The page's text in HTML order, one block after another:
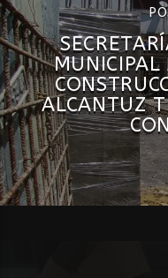
MUNICIPAL
ALCANTUZ